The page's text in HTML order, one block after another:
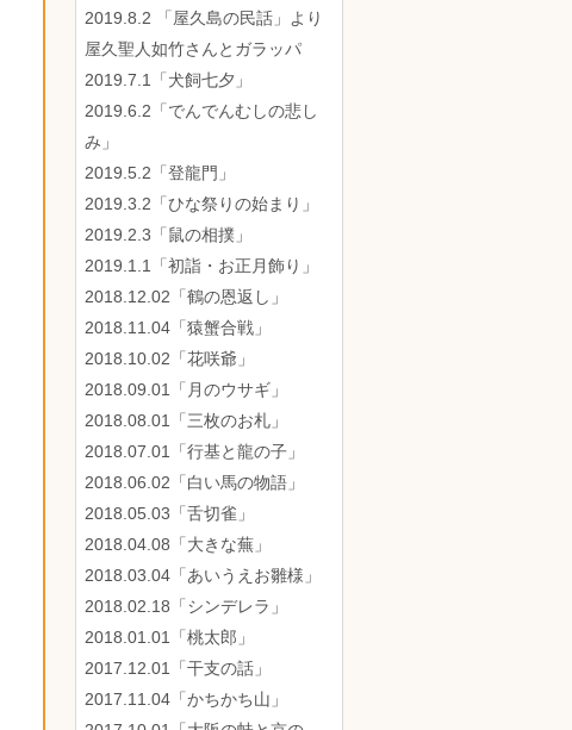
2019.8.2 「屋久島の民話」より
屋久聖人如竹さんとガラッパ
2019.7.1「犬飼七夕」
2019.6.2「でんでんむしの悲し
み」
2019.5.2「登龍門」
2019.3.2「ひな祭りの始まり」
2019.2.3「鼠の相撲」
2019.1.1「初詣・お正月飾り」
2018.12.02「鶴の恩返し」
2018.11.04「猿蟹合戦」
2018.10.02「花咲爺」
2018.09.01「月のウサギ」
2018.08.01「三枚のお札」
2018.07.01「行基と龍の子」
2018.06.02「白い馬の物語」
2018.05.03「舌切雀」
2018.04.08「大きな蕪」
2018.03.04「あいうえお雛様」
2018.02.18「シンデレラ」
2018.01.01「桃太郎」
2017.12.01「干支の話」
2017.11.04「かちかち山」